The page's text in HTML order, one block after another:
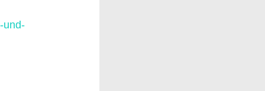
und-